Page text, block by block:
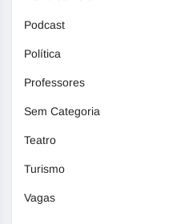
Podcast
Política
Professores
Sem Categoria
Teatro
Turismo
Vagas